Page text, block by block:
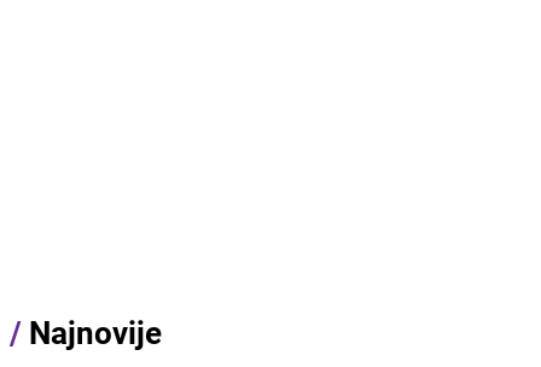
/ Najnovije